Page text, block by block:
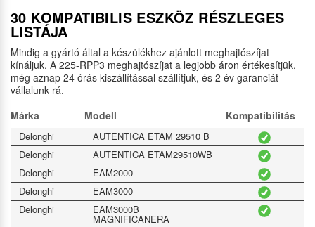
30 KOMPATIBILIS ESZKÖZ RÉSZLEGES
LISTÁJA
Mindig a gyártó által a készülékhez ajánlott meghajtószíjat
kínáljuk. A 225-RPP3 meghajtószíjat a legjobb áron értékesítjük,
még aznap 24 órás kiszállítással szállítjuk, és 2 év garanciát
vállalunk rá.
Márka
Modell Kompatibilitás
Delonghi
AUTENTICA ETAM 29510 B
Delonghi
AUTENTICA ETAM29510WB
Delonghi
EAM2000
Delonghi
EAM3000
Delonghi
EAM3000B
MAGNIFICANERA